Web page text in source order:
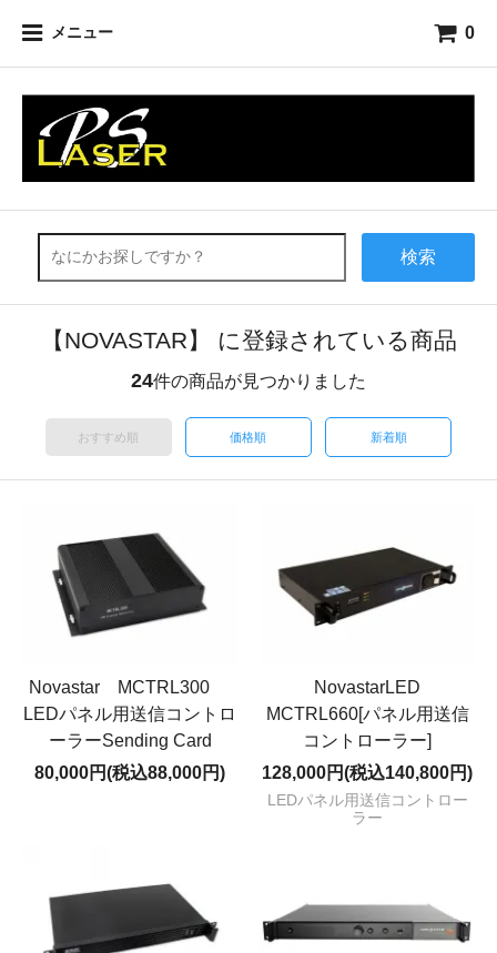
メニュー 0
検索
【NOVASTAR】 に登録されている商品
24件の商品が見つかりました
おすすめ順 価格順 新着順
Novastar MCTRL300
LEDパネル用送信コントロ
ーラーSending Card
80,000円(税込88,000円)
NovastarLED
MCTRL660[パネル用送信
コントローラー]
128,000円(税込140,800円)
LEDパネル用送信コントロー
ラー